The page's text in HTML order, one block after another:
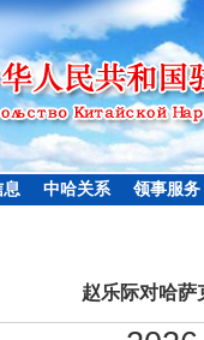
息 中哈关系 领事服务
赵乐际对哈萨